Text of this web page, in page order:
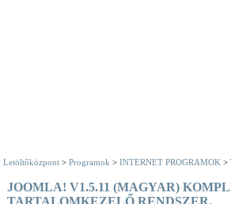
Letöltőközpont >Programok >INTERNET PROGRAMOK >
JOOMLA! V1.5.11 (MAGYAR)
TARTALOMKEZELŐ RENDSZER.